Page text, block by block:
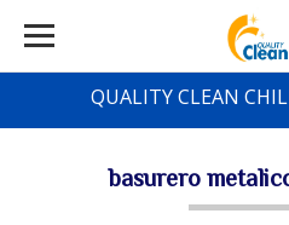
QUALITY CLEAN
basurero